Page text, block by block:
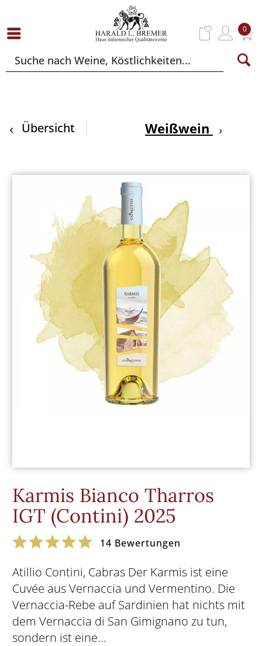
0
Übersicht Weißwein
Karmis Bianco Tharros
IGT (Contini) 2025
14 Bewertungen
Atillio Contini, Cabras Der Karmis ist eine
Cuvée aus Vernaccia und Vermentino. Die
Vernaccia-Rebe auf Sardinien hat nichts mit
dem Vernaccia di San Gimignano zu tun,
sondern ist eine...